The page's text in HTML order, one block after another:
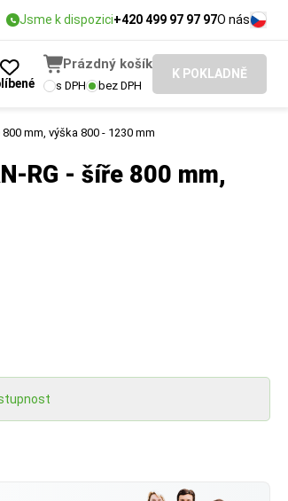
Jsme k dispozici+420 499 97 97 97O nás
Prázdný košík
s DPH bez DPH
K POKLADNĚ
mm, výška 800 - 1230 mm
RG - šíře 800 mm,